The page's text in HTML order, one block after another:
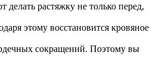
растяжку не только перед,
этому восстановится кровяное
сокращений. Поэтому вы